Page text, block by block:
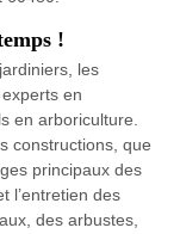
!
les
en
en arboriculture.
constructions, que
principaux des
l’entretien des
des arbustes,